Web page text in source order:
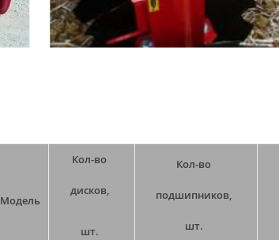
Модель
Кол-во
дисков,
шт.
Кол-во
подшипников,
шт.